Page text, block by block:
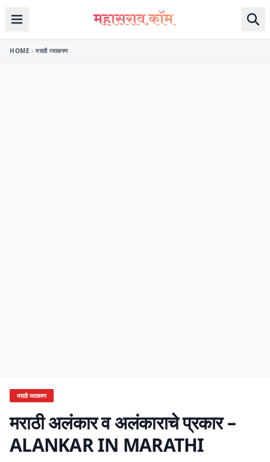
Skip to content
HOME मराठी व्याकरण
मराठी व्याकरण
मराठी अलंकार व अलंकाराचे प्रकार –
ALANKAR IN MARATHI